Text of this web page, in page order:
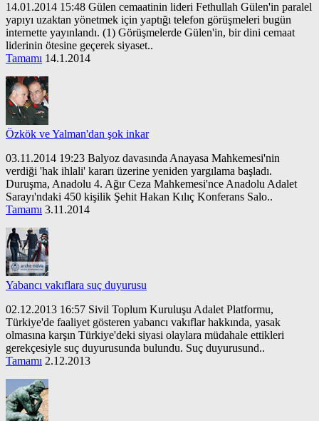
14.01.2014 15:48 Gülen cemaatinin lideri Fethullah Gülen'in paralel
yapıyı uzaktan yönetmek için yaptığı telefon görüşmeleri bugün
internette yayınlandı. (1) Görüşmelerde Gülen'in, bir dini cemaat
liderinin ötesine geçerek siyaset..
Tamamı 14.1.2014
Özkök ve Yalman'dan şok inkar
03.11.2014 19:23 Balyoz davasında Anayasa Mahkemesi'nin
verdiği 'hak ihlali' kararı üzerine yeniden yargılama başladı.
Duruşma, Anadolu 4. Ağır Ceza Mahkemesi'nce Anadolu Adalet
Sarayı'ndaki 450 kişilik Şehit Hakan Kılıç Konferans Salo..
Tamamı 3.11.2014
Yabancı vakıflara suç duyurusu
02.12.2013 16:57 Sivil Toplum Kuruluşu Adalet Platformu,
Türkiye'de faaliyet gösteren yabancı vakıflar hakkında, yasak
olmasına karşın Türkiye'deki siyasi olaylara müdahale ettikleri
gerekçesiyle suç duyurusunda bulundu. Suç duyurusund..
Tamamı 2.12.2013